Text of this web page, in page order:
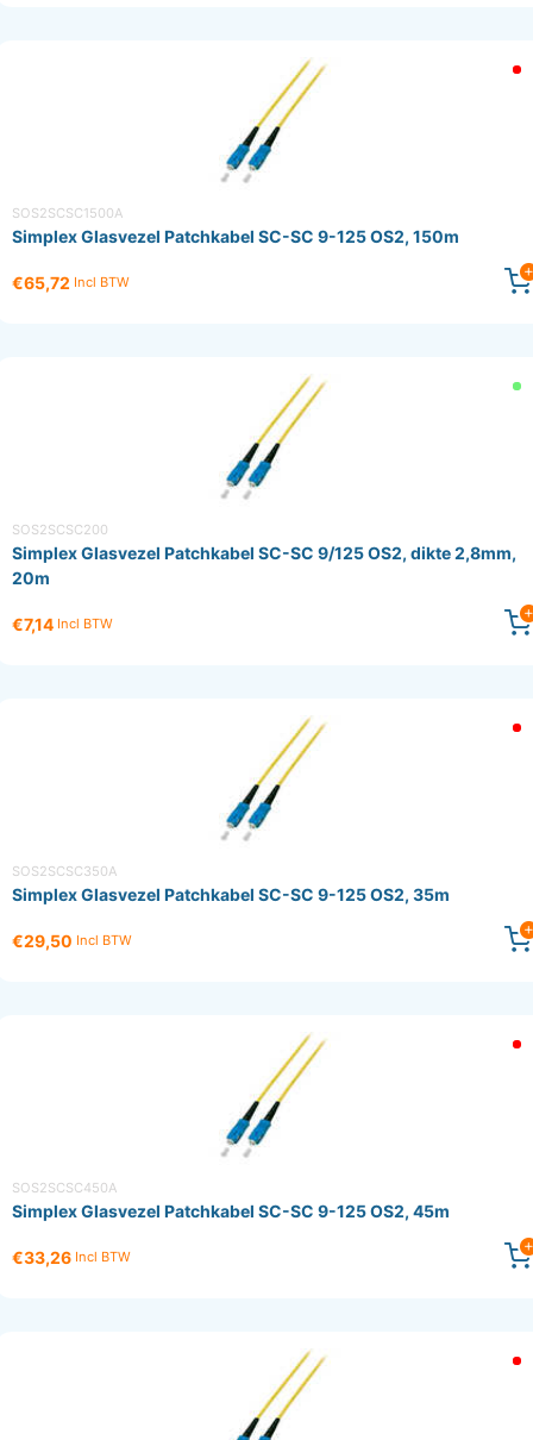
SOS2SCSC1500A
Simplex Glasvezel Patchkabel SC-SC 9-125 OS2, 150m
€65,72 Incl BTW
SOS2SCSC200
Simplex Glasvezel Patchkabel SC-SC 9/125 OS2, dikte 2,8mm,
20m
€7,14 Incl BTW
SOS2SCSC350A
Simplex Glasvezel Patchkabel SC-SC 9-125 OS2, 35m
€29,50 Incl BTW
SOS2SCSC450A
Simplex Glasvezel Patchkabel SC-SC 9-125 OS2, 45m
€33,26 Incl BTW